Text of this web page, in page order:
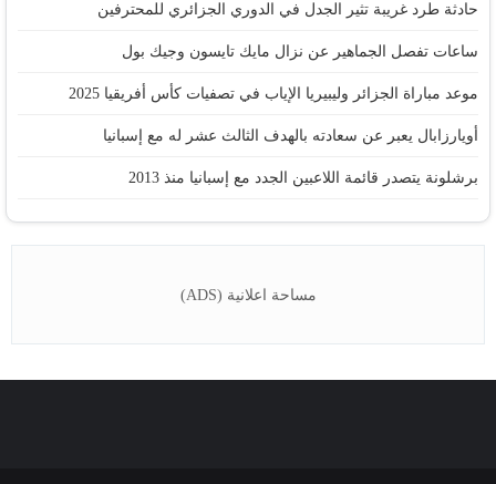
حادثة طرد غريبة تثير الجدل في الدوري الجزائري للمحترفين
ساعات تفصل الجماهير عن نزال مايك تايسون وجيك بول
موعد مباراة الجزائر وليبيريا الإياب في تصفيات كأس أفريقيا 2025
أويارزابال يعبر عن سعادته بالهدف الثالث عشر له مع إسبانيا
برشلونة يتصدر قائمة اللاعبين الجدد مع إسبانيا منذ 2013
مساحة اعلانية (ADS)